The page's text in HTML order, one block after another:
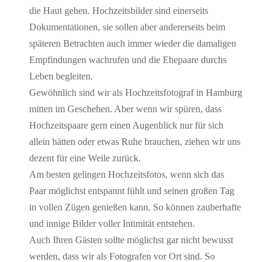
die Haut gehen. Hochzeitsbilder sind einerseits
Dokumentationen, sie sollen aber andererseits beim
späteren Betrachten auch immer wieder die damaligen
Empfindungen wachrufen und die Ehepaare durchs
Leben begleiten.
Gewöhnlich sind wir als Hochzeitsfotograf in Hamburg
mitten im Geschehen. Aber wenn wir spüren, dass
Hochzeitspaare gern einen Augenblick nur für sich
allein hätten oder etwas Ruhe brauchen, ziehen wir uns
dezent für eine Weile zurück.
Am besten gelingen Hochzeitsfotos, wenn sich das
Paar möglichst entspannt fühlt und seinen großen Tag
in vollen Zügen genießen kann. So können zauberhafte
und innige Bilder voller Intimität entstehen.
Auch Ihren Gästen sollte möglichst gar nicht bewusst
werden, dass wir als Fotografen vor Ort sind. So